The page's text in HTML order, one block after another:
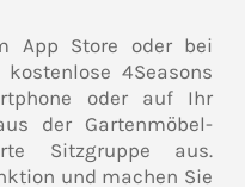
App Store oder bei
kostenlose 4Seasons
oder auf Ihr
der Gartenmöbel-
Sitzgruppe aus.
und machen Sie